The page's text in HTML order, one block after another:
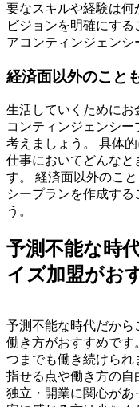
要なスキルや経験は何
ビジョンを明確にす
アコンティンジェンシ
経済面以外のこと
生活していくために
コンティンジェンシ
考えましょう。
具体
仕事においてどんな
す。
経済面以外のこ
シープランを作成す
う。
予測不能な時
イズ加盟がお
予測不能な時代だから
働き方がおすすめです
つまでも働き続けられ
指せる点や働き方の自
独立・開業に関心が